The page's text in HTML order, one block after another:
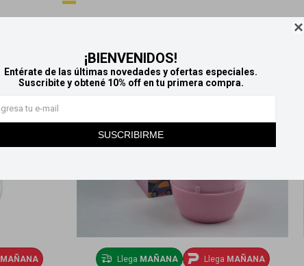

¡BIENVENIDOS!
Entérate de las últimas novedades y ofertas especiales.
Suscribite y obtené 10% off en tu primera compra.
SUSCRIBIRME
MAÑANA Llega MAÑANA Llega MAÑANA